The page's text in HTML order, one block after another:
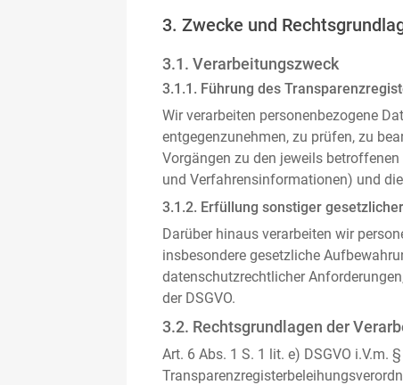
3. Zwecke und
3.1. Verarbeitungszweck
3.1.1. Führung des
Wir verarbeiten personenbezogene
entgegenzunehmen, zu prüfen, zu
Vorgängen zu den jeweils
und Verfahrensinformationen) und
3.1.2. Erfüllung sonstiger
Darüber hinaus verarbeiten wir
insbesondere gesetzliche
datenschutzrechtlicher
der DSGVO.
3.2. Rechtsgrundlagen der
Art. 6 Abs. 1 S. 1 lit. e) DSGVO i.V.m.